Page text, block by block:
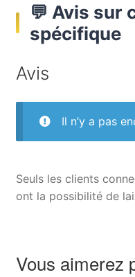
💬 Avis sur
spécifique
Avis
Il n’y a pas
Seuls les clients
ont la possibilité de
Vous aimerez